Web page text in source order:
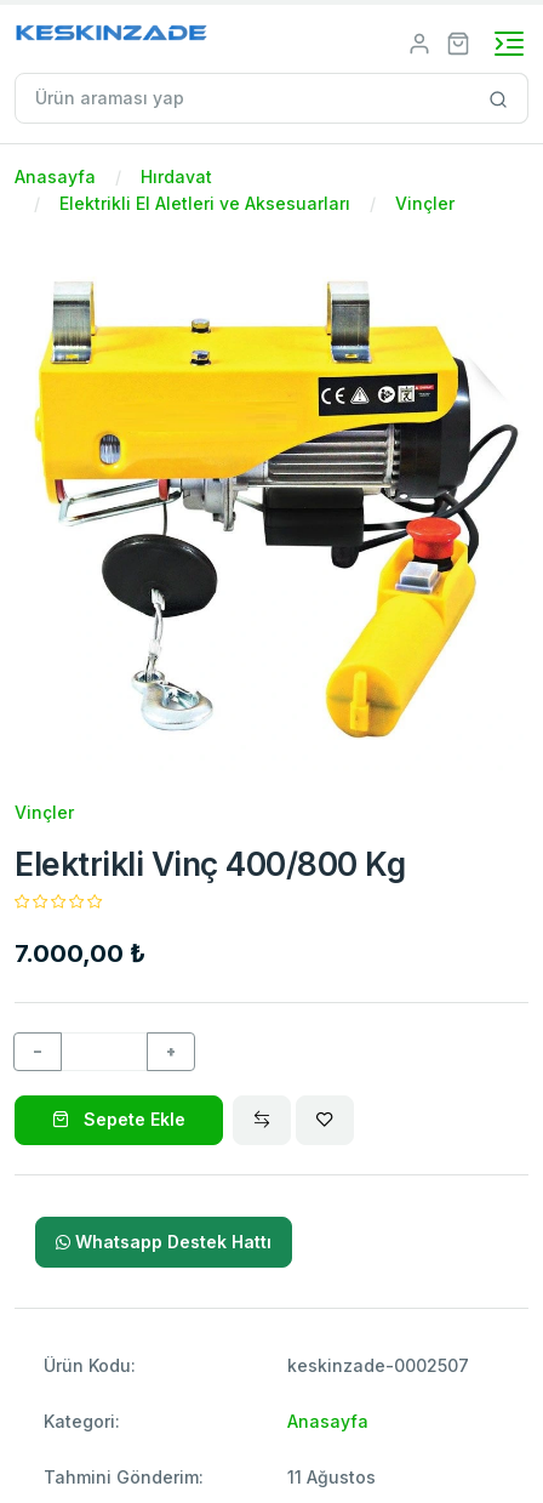
Anasayfa
Hırdavat
Elektrikli El Aletleri ve Aksesuarları
Vinçler
Vinçler
Elektrikli Vinç 400/800 Kg
7.000,00 ₺
− +
Sepete Ekle
Whatsapp Destek Hattı
Ürün Kodu: keskinzade-0002507
Kategori: Anasayfa
Tahmini Gönderim: 11 Ağustos